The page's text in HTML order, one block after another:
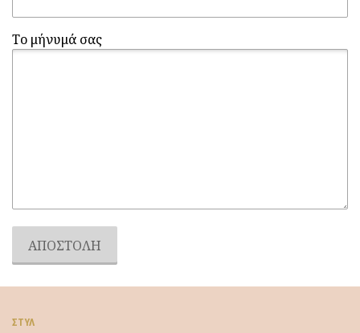
Το μήνυμά σας
ΣΤΥΛ